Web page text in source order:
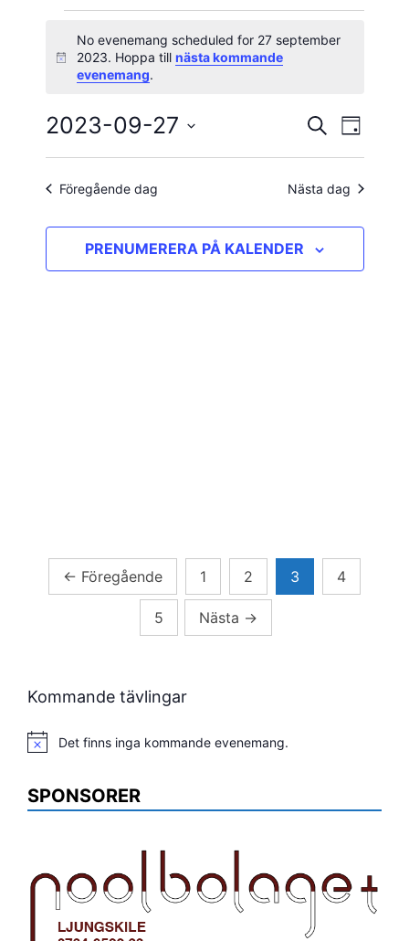
Evenemang
för
27
september
2023
Notis
No evenemang scheduled for 27 september
2023. Hoppa tillnästa kommande
evenemang.
Search
and
Views
SÖK DAG
2023-09-27
Välj
Föregående dag Nästa dag
PRENUMERERA PÅ KALENDER
Sidnumrering
← Föregående 1 2 3 4
5 Nästa →
Kommande tävlingar
Notis Det finns inga kommande evenemang.
SPONSORER